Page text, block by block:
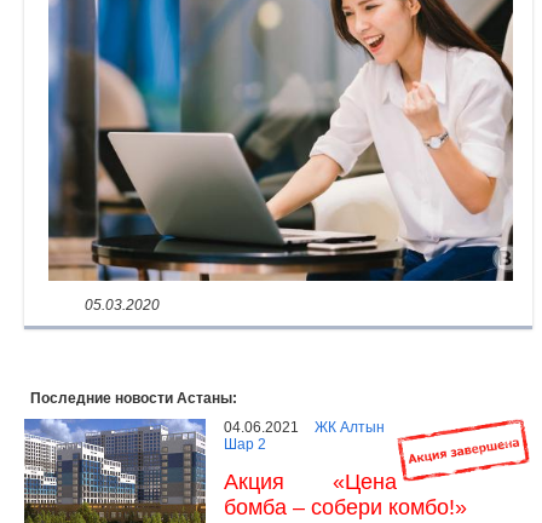
05.03.2020
Последние новости Астаны:
04.06.2021
ЖК Алтын
Шар 2
Акция «Цена
бомба – собери комбо!»